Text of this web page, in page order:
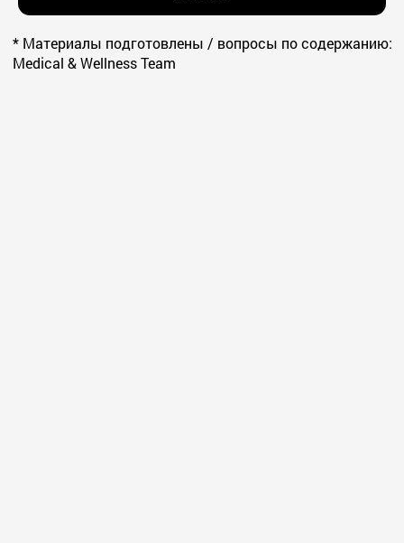
* Материалы подготовлены / вопросы по содержанию:
Medical & Wellness Team